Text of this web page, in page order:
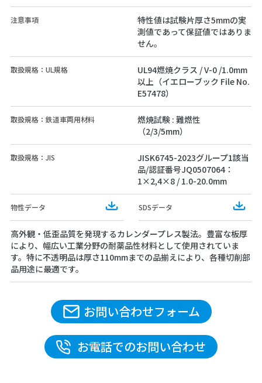
注意事項
特性値は試験片厚さ5mmの実
測値であって保証値ではありま
せん。
取扱規格：UL規格
UL94燃焼クラス / V-0 /1.0mm
以上（イエローブック File No.
E57478）
取扱規格：鉄道車両用材料
燃焼試験 : 難燃性
（2/3/5mm）
取扱規格：JIS
JISK6745-2023グループ1該当
品/認証番号JQ0507064：
1×2,4×8 / 1.0-20.0mm
物性データ SDSデータ
高外観・低歪品質を発現するカレンダープレス製法。豊富な板厚
により、幅広い工業分野の耐薬品性材料として使用されていま
す。特に不透明品は厚さ110mmまでの品揃えにより、各種切削部
品用途に最適です。
お問い合わせフォーム
お電話でのお問い合わせ